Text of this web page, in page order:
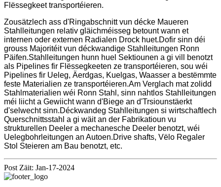
Flëssegkeet transportéieren.
Zousätzlech ass d'Ringabschnitt vun décke Maueren
Stahlleitungen relativ gläichméisseg betount wann et
internen oder externen Radialen Drock huet.Dofir sinn déi
grouss Majoritéit vun déckwandige Stahlleitungen Ronn
Päifen.Stahlleitungen hunn huel Sektiounen a gi vill benotzt
als Pipelines fir Flëssegkeeten ze transportéieren, sou wéi
Pipelines fir Ueleg, Äerdgas, Kuelgas, Waasser a bestëmmte
feste Materialien ze transportéieren.Am Verglach mat zolidd
Stahlmaterialien wéi Ronn Stahl, sinn nahtlos Stahlleitungen
méi liicht a Gewiicht wann d'Biege an d'Trsiounstäerkt
d'selwecht sinn.Déckwandeg Stahlleitungen si wirtschaftlech
Querschnittsstahl a gi wäit an der Fabrikatioun vu
strukturellen Deeler a mechanesche Deeler benotzt, wéi
Uelegbohrleitungen an Autoen.Drive shafts, Vëlo Regaler
Stol Steieren am Bau benotzt, etc.
Post Zäit: Jan-17-2024